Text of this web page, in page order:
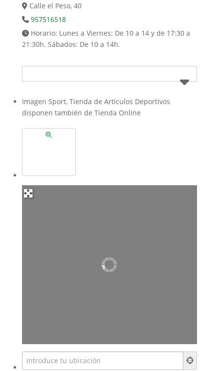
Calle el Peso, 40
957516518
Horario: Lunes a Viernes: De 10 a 14 y de 17:30 a
21:30h. Sábados: De 10 a 14h.
Imagen Sport, Tienda de Artículos Deportivos
disponen también de Tienda Online